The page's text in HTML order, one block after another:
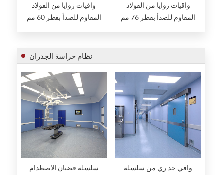
واقيات زوايا من الفولاذ
المقاوم للصدأ بقطر 60 مم
واقيات زوايا من الفولاذ
المقاوم للصدأ بقطر 76 مم
نظام حراسة الجدران
سلسلة قضبان الاصطدام
واقي جداري من سلسلة